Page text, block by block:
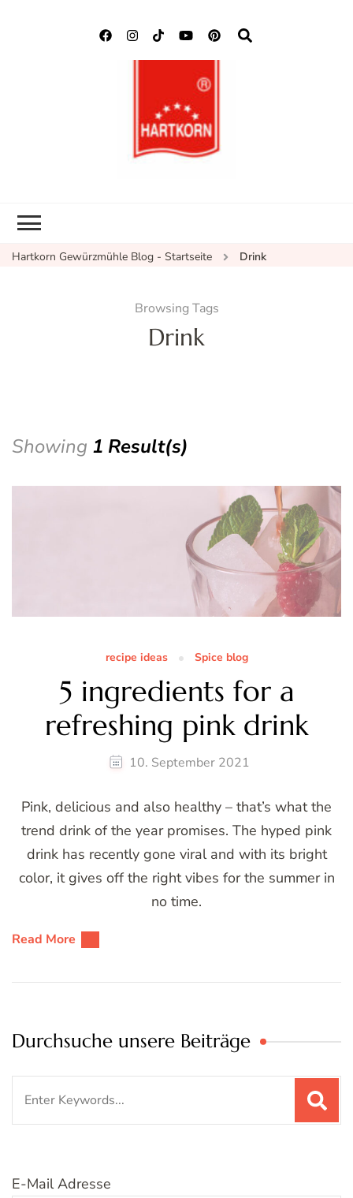
Hartkorn Gewürzmühle Blog - Startseite Drink
Browsing Tags
Drink
Showing 1 Result(s)
recipe ideas Spice blog
5 ingredients for a
refreshing pink drink
10. September 2021
Pink, delicious and also healthy – that’s what the
trend drink of the year promises. The hyped pink
drink has recently gone viral and with its bright
color, it gives off the right vibes for the summer in
no time.
Read More
Durchsuche unsere Beiträge
E-Mail Adresse